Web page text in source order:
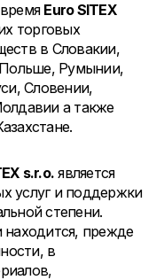
Euro SITEX
торговых
в Словакии,
Румынии,
Словении,
а также
s.r.o. является
услуг и поддержки
степени.
находится, прежде
в